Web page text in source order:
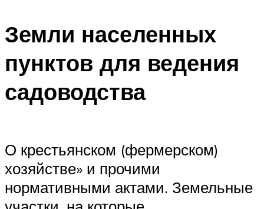
Земли населенных
пунктов для ведения
садоводства
О крестьянском (фермерском)
хозяйстве» и прочими
нормативными актами. Земельные